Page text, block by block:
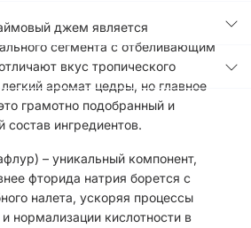
джем является
сегмента с отбеливающим
вкус тропического
аромат цедры, но главное
грамотно подобранный и
состав ингредиентов.
– уникальный компонент,
фторида натрия борется с
налета, ускоряя процессы
нормализации кислотности в